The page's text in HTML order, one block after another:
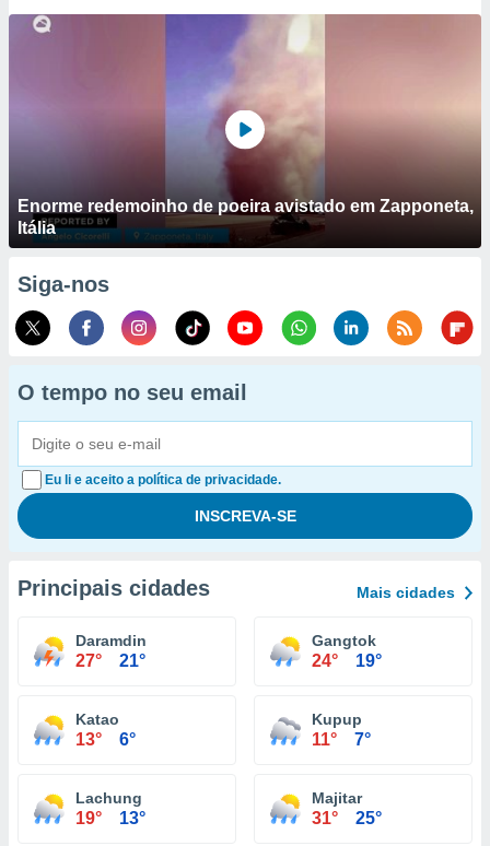
Enorme redemoinho de poeira avistado em Zapponeta,
Itália
Siga-nos
O tempo no seu email
Eu li e aceito a política de privacidade.
Principais cidades Mais cidades
Daramdin
27° 21°
Gangtok
24° 19°
Katao
13° 6°
Kupup
11° 7°
Lachung
19° 13°
Majitar
31° 25°